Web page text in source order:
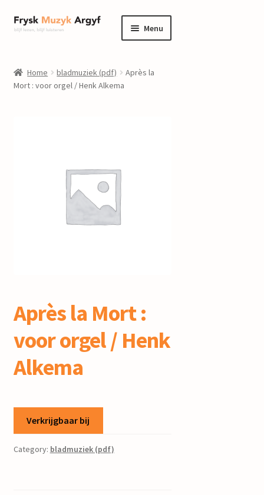
Ga
door
navigatie
Ga
naar
inhoud
Menu
informatie
Home bladmuziek (pdf)
Après la
Mort : voor orgel / Henk Alkema
Après la Mort :
voor orgel / Henk
Alkema
Verkrijgbaar bij
Category: bladmuziek (pdf)